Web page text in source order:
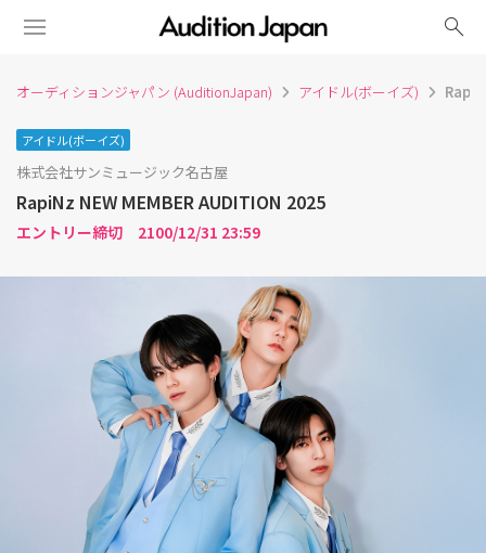
search
オーディションジャパン (AuditionJapan) アイドル(ボーイズ)
アイドル(ボーイズ)
株式会社サンミュージック名古屋
RapiNz NEW MEMBER AUDITION 2025
エントリー締切 2100/12/31 23:59